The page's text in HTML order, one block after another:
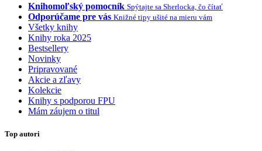
Knihomoľský pomocník Spýtajte sa Sherlocka, čo čítať
Odporúčame pre vás Knižné tipy ušité na mieru vám
Všetky knihy
Knihy roka 2025
Bestsellery
Novinky
Pripravované
Akcie a zľavy
Kolekcie
Knihy s podporou FPU
Mám záujem o titul
Top autori